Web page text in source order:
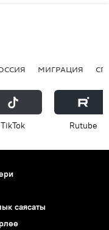
МИГРАЦИЯ
ТikТоk Rutube
саясаты